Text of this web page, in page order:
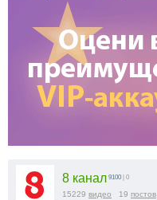
8 канал 9100 | 0
15229 видео 19 постов